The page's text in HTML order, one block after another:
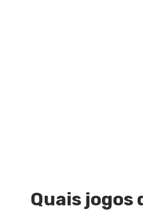
Quais jogos